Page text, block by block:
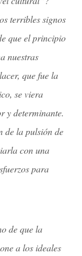
terribles signos
que el principio
nuestras
que fue la
se viera
y determinante.
de la pulsión de
con una
para
de que la
a los ideales